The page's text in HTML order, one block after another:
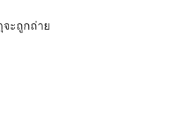
จะถูกถ่าย